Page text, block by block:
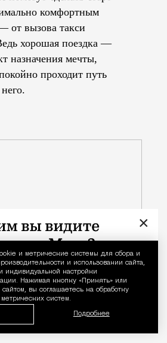
Уведомление
и метрические системы для сбора и
и использовании сайта,
индивидуальной настройки
Нажимая кнопку «Принять» или
вы соглашаетесь на обработку
систем.
Подробнее
комфортным
от вызова такси
хорошая поездка —
назначения мечты,
проходит путь
×